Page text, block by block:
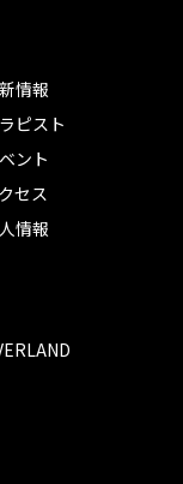
情報
ピスト
ント
セス
情報